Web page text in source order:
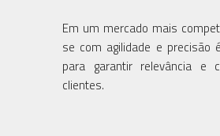
Em um mercado mais
se com agilidade e precisão
para garantir relevância e
clientes.